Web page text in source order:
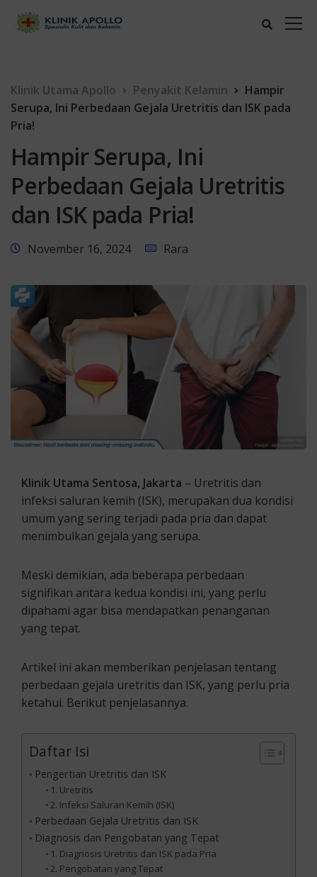
Klinik Utama Apollo Penyakit Kelamin
Hampir
Serupa, Ini Perbedaan Gejala Uretritis dan ISK pada
Pria!
Hampir Serupa, Ini
Perbedaan Gejala Uretritis
dan ISK pada Pria!
November 16, 2024 Rara
Klinik Utama Sentosa, Jakarta – Uretritis dan
infeksi saluran kemih (ISK), merupakan dua kondisi
umum yang sering terjadi pada pria dan dapat
menimbulkan gejala yang serupa.
Meski demikian, ada beberapa perbedaan
signifikan antara kedua kondisi ini, yang perlu
dipahami agar bisa mendapatkan penanganan
yang tepat.
Artikel ini akan memberikan penjelasan tentang
perbedaan gejala uretritis dan ISK, yang perlu pria
ketahui. Berikut penjelasannya.
Daftar Isi
Pengertian Uretritis dan ISK
1. Uretritis
2. Infeksi Saluran Kemih (ISK)
Perbedaan Gejala Uretritis dan ISK
Diagnosis dan Pengobatan yang Tepat
1. Diagnosis Uretritis dan ISK pada Pria
2. Pengobatan yang Tepat